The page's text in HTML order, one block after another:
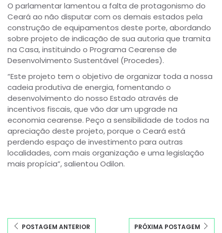
O parlamentar lamentou a falta de protagonismo do
Ceará ao não disputar com os demais estados pela
construção de equipamentos deste porte, abordando
sobre projeto de indicação de sua autoria que tramita
na Casa, instituindo o Programa Cearense de
Desenvolvimento Sustentável (Procedes).
“Este projeto tem o objetivo de organizar toda a nossa
cadeia produtiva de energia, fomentando o
desenvolvimento do nosso Estado através de
incentivos fiscais, que vão dar um upgrade na
economia cearense. Peço a sensibilidade de todos na
apreciação deste projeto, porque o Ceará está
perdendo espaço de investimento para outras
localidades, com mais organização e uma legislação
mais propícia”, salientou Odilon.
POSTAGEM ANTERIOR PRÓXIMA POSTAGEM